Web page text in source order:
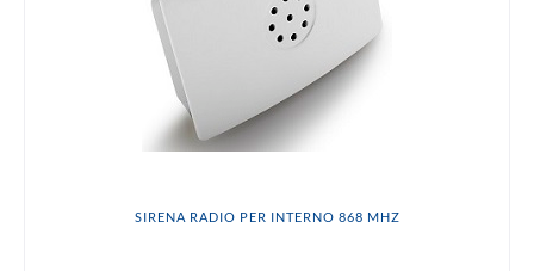
SIRENA RADIO PER INTERNO 868 MHZ